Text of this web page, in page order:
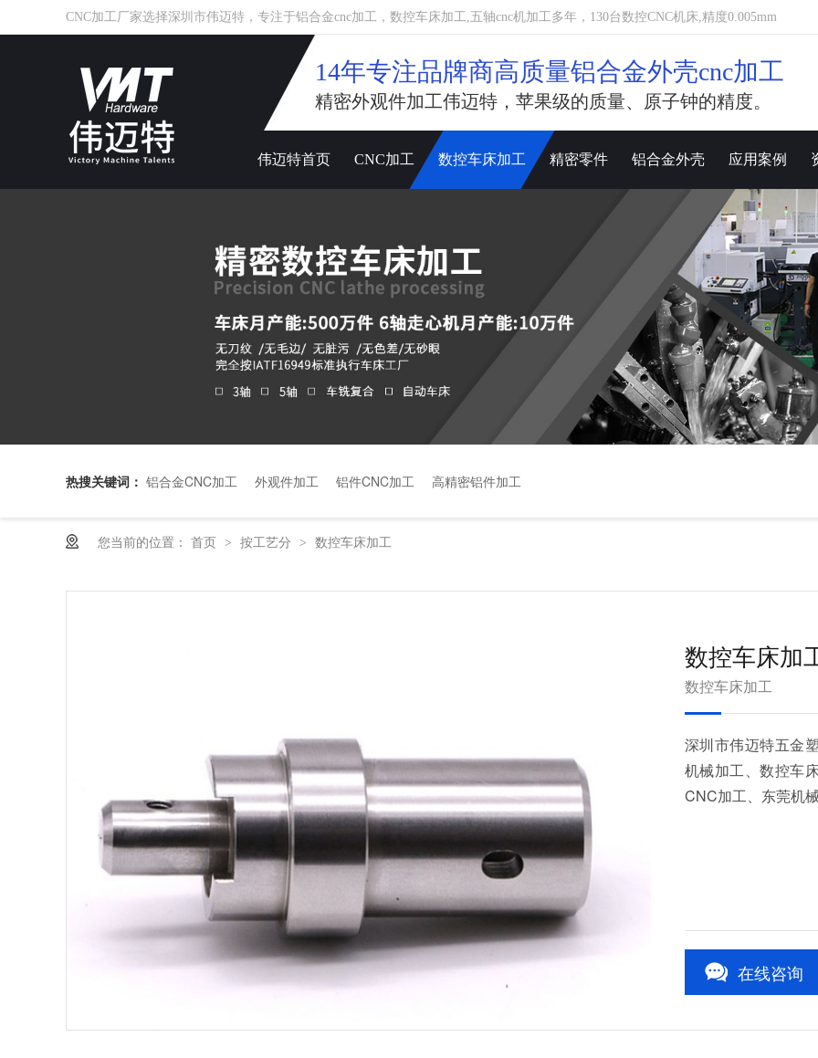
CNC加工厂家选择深圳市伟迈特，专注于铝合金cnc加工，数控车床加工,五轴cnc机加工多年，130台数控CNC机床,精度0.005mm
14年专注品牌商高质量铝合金外壳cnc加工
精密外观件加工伟迈特，苹果级的质量、原子钟的精度。
伟迈特首页 CNC加工 数控车床加工 精密零件 铝合金外壳 应用案例
热搜关键词： 铝合金CNC加工 外观件加工 铝件CNC加工 高精密铝件加工
您当前的位置： 首页 > 按工艺分 > 数控车床加工
数控车床加
数控车床加工
深圳市伟迈特五金
机械加工、数控车
CNC加工、东莞机
在线咨询